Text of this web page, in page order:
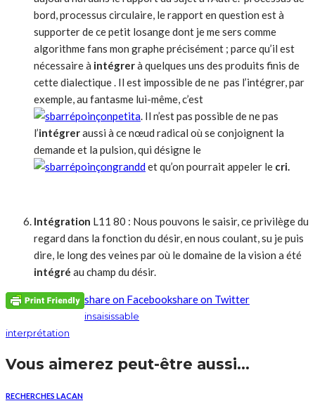
bord, processus circulaire, le rapport en question est à
supporter de ce petit losange dont je me sers comme
algorithme fans mon graphe précisément ; parce qu’il est
nécessaire à intégrerà quelques uns des produits finis de
cette dialectique . Il est impossible de ne pas l’intégrer, par
exemple, au fantasme lui-même, c’est
. Il n’est pas possible de ne pas
l’intégreraussi à ce nœud radical où se conjoignent la
demande et la pulsion, qui désigne le
et qu’on pourrait appeler le cri.
Intégration L11 80 : Nous pouvons le saisir, ce privilège du
regard dans la fonction du désir, en nous coulant, su je puis
dire, le long des veines par où le domaine de la vision a été
intégré au champ du désir.
share on Facebookshare on Twitter
insaisissable
interprétation
Vous aimerez peut-être aussi...
RECHERCHES LACAN